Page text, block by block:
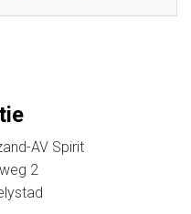
AV Spirit
2